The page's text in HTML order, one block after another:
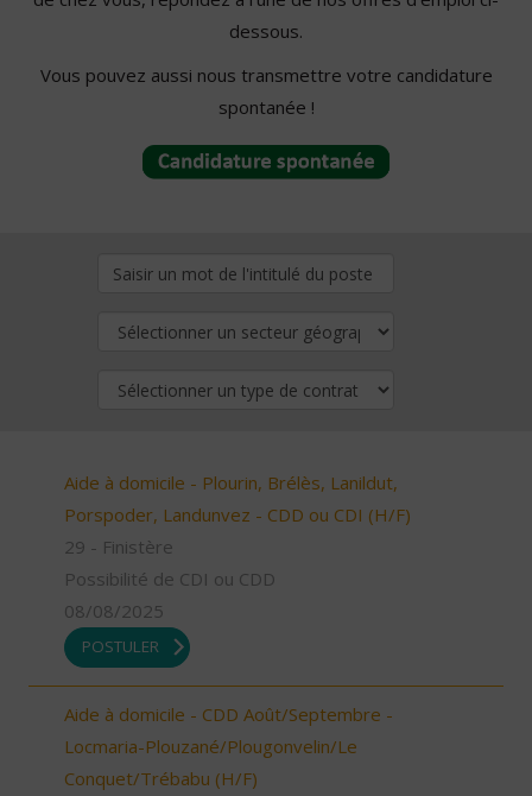
dessous.
Vous pouvez aussi nous transmettre votre candidature
spontanée !
Aide à domicile - Plourin, Brélès, Lanildut,
Porspoder, Landunvez - CDD ou CDI (H/F)
29 - Finistère
Possibilité de CDI ou CDD
08/08/2025
POSTULER
Aide à domicile - CDD Août/Septembre -
Locmaria-Plouzané/Plougonvelin/Le
Conquet/Trébabu (H/F)